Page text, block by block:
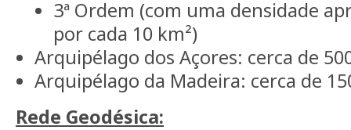
3ª Ordem (com uma densidade
por cada 10 km²)
Arquipélago dos Açores: cerca de
Arquipélago da Madeira: cerca de
Rede Geodésica: